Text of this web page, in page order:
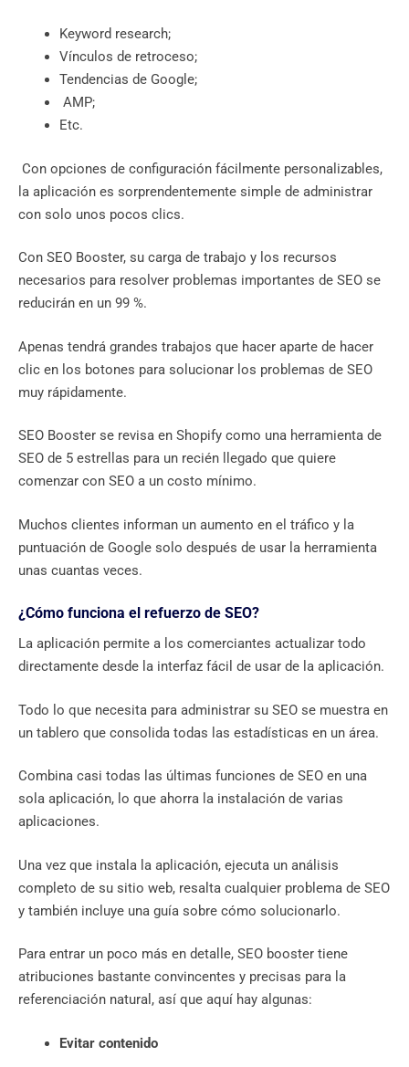
Keyword research;
Vínculos de retroceso;
Tendencias de Google;
AMP;
Etc.
Con opciones de configuración fácilmente personalizables,
la aplicación es sorprendentemente simple de administrar
con solo unos pocos clics.
Con SEO Booster, su carga de trabajo y los recursos
necesarios para resolver problemas importantes de SEO se
reducirán en un 99 %.
Apenas tendrá grandes trabajos que hacer aparte de hacer
clic en los botones para solucionar los problemas de SEO
muy rápidamente.
SEO Booster se revisa en Shopify como una herramienta de
SEO de 5 estrellas para un recién llegado que quiere
comenzar con SEO a un costo mínimo.
Muchos clientes informan un aumento en el tráfico y la
puntuación de Google solo después de usar la herramienta
unas cuantas veces.
¿Cómo funciona el refuerzo de SEO?
La aplicación permite a los comerciantes actualizar todo
directamente desde la interfaz fácil de usar de la aplicación.
Todo lo que necesita para administrar su SEO se muestra en
un tablero que consolida todas las estadísticas en un área.
Combina casi todas las últimas funciones de SEO en una
sola aplicación, lo que ahorra la instalación de varias
aplicaciones.
Una vez que instala la aplicación, ejecuta un análisis
completo de su sitio web, resalta cualquier problema de SEO
y también incluye una guía sobre cómo solucionarlo.
Para entrar un poco más en detalle, SEO booster tiene
atribuciones bastante convincentes y precisas para la
referenciación natural, así que aquí hay algunas:
Evitar contenido